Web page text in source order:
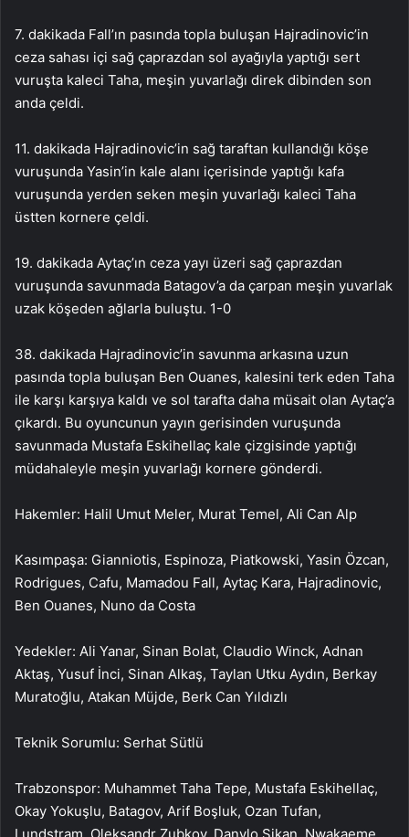
7. dakikada Fall’ın pasında topla buluşan Hajradinovic’in
ceza sahası içi sağ çaprazdan sol ayağıyla yaptığı sert
vuruşta kaleci Taha, meşin yuvarlağı direk dibinden son
anda çeldi.
11. dakikada Hajradinovic’in sağ taraftan kullandığı köşe
vuruşunda Yasin’in kale alanı içerisinde yaptığı kafa
vuruşunda yerden seken meşin yuvarlağı kaleci Taha
üstten kornere çeldi.
19. dakikada Aytaç’ın ceza yayı üzeri sağ çaprazdan
vuruşunda savunmada Batagov’a da çarpan meşin yuvarlak
uzak köşeden ağlarla buluştu. 1-0
38. dakikada Hajradinovic’in savunma arkasına uzun
pasında topla buluşan Ben Ouanes, kalesini terk eden Taha
ile karşı karşıya kaldı ve sol tarafta daha müsait olan Aytaç’a
çıkardı. Bu oyuncunun yayın gerisinden vuruşunda
savunmada Mustafa Eskihellaç kale çizgisinde yaptığı
müdahaleyle meşin yuvarlağı kornere gönderdi.
Hakemler: Halil Umut Meler, Murat Temel, Ali Can Alp
Kasımpaşa: Gianniotis, Espinoza, Piatkowski, Yasin Özcan,
Rodrigues, Cafu, Mamadou Fall, Aytaç Kara, Hajradinovic,
Ben Ouanes, Nuno da Costa
Yedekler: Ali Yanar, Sinan Bolat, Claudio Winck, Adnan
Aktaş, Yusuf İnci, Sinan Alkaş, Taylan Utku Aydın, Berkay
Muratoğlu, Atakan Müjde, Berk Can Yıldızlı
Teknik Sorumlu: Serhat Sütlü
Trabzonspor: Muhammet Taha Tepe, Mustafa Eskihellaç,
Okay Yokuşlu, Batagov, Arif Boşluk, Ozan Tufan,